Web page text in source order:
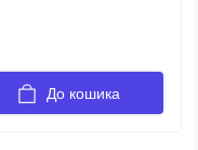
До кошика